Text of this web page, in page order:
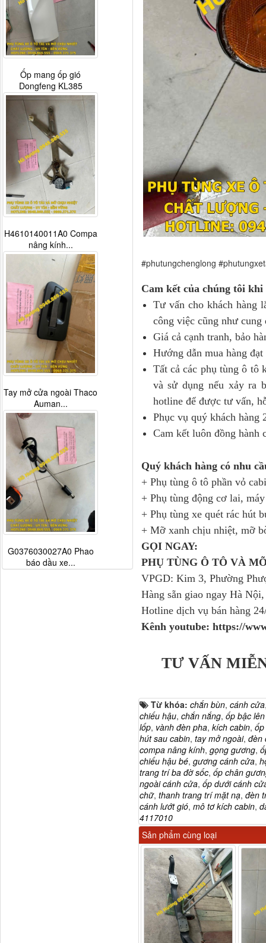
#phutungchenglong
Cam kết của chúng tôi
Tư vấn cho khách hàng
công việc cũng như
Giá cả cạnh tranh, bảo
Hướng dẫn mua hàng
Tất cả các phụ tùng ô tô
và sử dụng nếu xảy ra
hotline để được tư vấn,
Phục vụ quý khách hàng
Cam kết luôn đồng hành
Quý khách hàng có nhu
+ Phụ tùng ô tô phần vỏ
+ Phụ tùng động cơ lai,
+ Phụ tùng xe quét rác hút
+ Mỡ xanh chịu nhiệt, mỡ
GỌI NGAY:
PHỤ TÙNG Ô TÔ VÀ
VPGD: Kim 3, Phường
Hàng sẵn giao ngay Hà
Hotline dịch vụ bán hàng
Kênh youtube: https://
TƯ VẤN
Từ khóa: chắn bùn, cánh cửa
chiếu hậu, chắn nắng, ốp bậc
lốp, vành đèn pha, kích cabin,
hút sau cabin, tay mở ngoài, đèn
compa nâng kính, gọng gương,
chiếu hậu bé, gương cánh cửa,
trang trí ba đờ sốc, ốp chân
ngoài cánh cửa, ốp dưới cánh
chữ, thanh trang trí mặt nạ, đèn
cánh lướt gió, mô tơ kích cabin,
4117010
Sản phẩm cùng loại
Ốp mang ốp gió
Dongfeng KL385
H4610140011A0 Compa
nâng kính...
Tay mở cửa ngoài Thaco
Auman...
G0376030027A0 Phao
báo dầu xe...